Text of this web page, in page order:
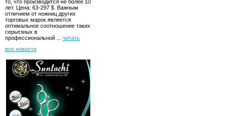
то, что производится не более 10
лет. Ценa: 63-297 $. Важным
отличием от ножниц других
торговых марок является
оптимальное соотношение таких
серьезных в
профессиональной ... читать
все новости